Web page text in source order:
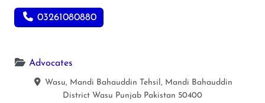
03261080880
Advocates
Wasu, Mandi Bahauddin Tehsil, Mandi Bahauddin
District Wasu Punjab Pakistan 50400